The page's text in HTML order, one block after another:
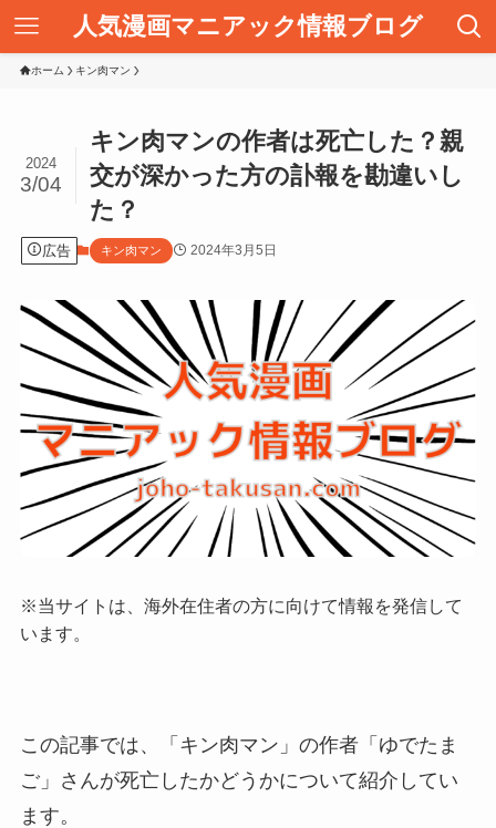
人気漫画マニアック情報ブログ
ホーム キン肉マン
キン肉マンの作者は死亡した？親
交が深かった方の訃報を勘違いし
た？
2024
3/04
広告 キン肉マン 2024年3月5日
※当サイトは、海外在住者の方に向けて情報を発信して
います。
この記事では、「キン肉マン」の作者「ゆでたま
ご」さんが死亡したかどうかについて紹介してい
ます。